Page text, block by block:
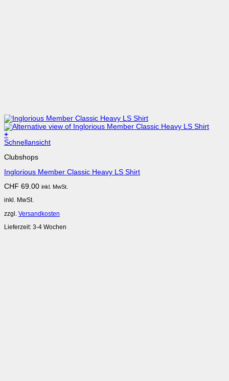
+
Schnellansicht
Clubshops
Inglorious Member Classic Heavy LS Shirt
CHF 69.00 inkl. MwSt.
inkl. MwSt.
zzgl. Versandkosten
Lieferzeit: 3-4 Wochen